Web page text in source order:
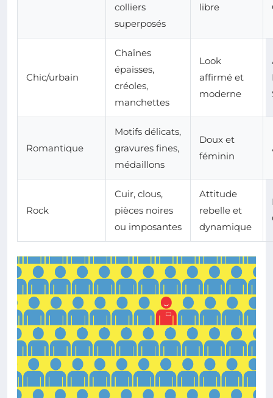
colliers
superposés
libre
Chic/urbain
Chaînes
épaisses,
créoles,
manchettes
Look
affirmé et
moderne
Romantique
Motifs délicats,
gravures fines,
médaillons
Doux et
féminin
Rock
Cuir, clous,
pièces noires
ou imposantes
Attitude
rebelle et
dynamique